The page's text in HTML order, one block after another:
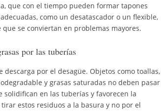
que con el tiempo pueden formar tapones
como un desatascador o un flexible,
se conviertan en problemas mayores.
por las tuberías
por el desagüe. Objetos como toallas,
y grasas saturadas no deben pasar
solidifican en las tuberías y favorecen la
estos residuos a la basura y no por el